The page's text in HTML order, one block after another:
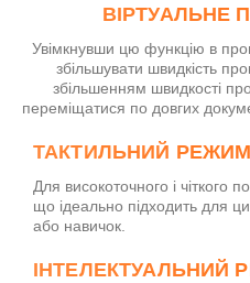
ВІРТУАЛЬНЕ
Увімкнувши цю функцію в
збільшувати швидкість
збільшенням швидкості
переміщатися по довгих
ТАКТИЛЬНИЙ
Для високоточного і чіткого
що ідеально підходить для
або навичок.
ІНТЕЛЕКТУАЛЬНИЙ